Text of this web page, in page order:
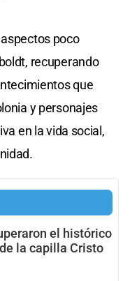
poco
recuperando
que
y personajes
en la vida social,
el histórico
la capilla Cristo